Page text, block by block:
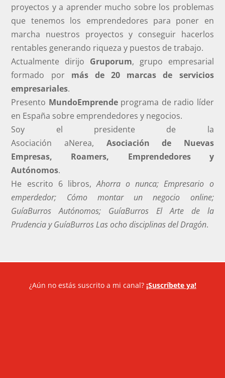
proyectos y a aprender mucho sobre los problemas
que tenemos los emprendedores para poner en
marcha nuestros proyectos y conseguir hacerlos
rentables generando riqueza y puestos de trabajo.
Actualmente dirijo Gruporum, grupo empresarial
formado por más de 20 marcas de servicios
empresariales.
Presento MundoEmprendeprograma de radio líder
en España sobre emprendedores y negocios.
Soy el presidente de la
Asociación aNerea, Asociación de Nuevas
Empresas, Roamers, Emprendedores y
Autónomos.
He escrito 6 libros,Ahorra o nunca; Empresario o
emperdedor; Cómo montar un negocio online;
GuíaBurros Autónomos; GuíaBurros El Arte de la
Prudencia y GuíaBurros Las ocho disciplinas del Dragón.
¿Aún no estás suscrito a mi canal? ¡Suscríbete ya!